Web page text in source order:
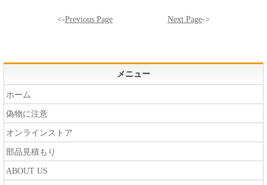
<-Previous Page Next Page->
メニュー
ホーム
偽物に注意
オンラインストア
部品見積もり
ABOUT US